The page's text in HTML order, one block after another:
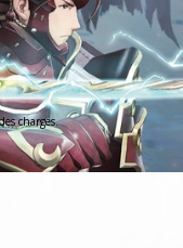
charges.